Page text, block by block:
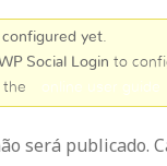
yet.
Social Login to
the
online user guide
será publicado.